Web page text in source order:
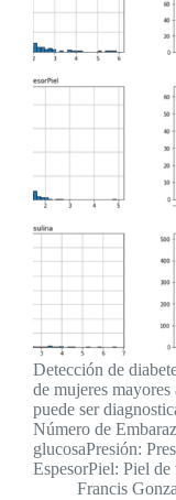
Detección de
de mujeres
puede ser
Número de
glucosaPresión:
EspesorPiel: Piel
Francis